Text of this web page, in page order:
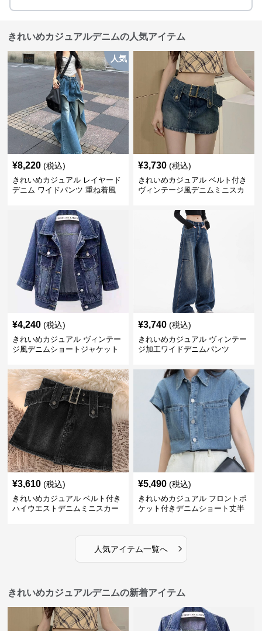
きれいめカジュアルデニムの人気アイテム
人気
¥8,220 (税込)
きれいめカジュアル レイヤード
デニム ワイドパンツ 重ね着風
¥3,730 (税込)
きれいめカジュアル ベルト付き
ヴィンテージ風デニムミニスカ
¥4,240 (税込)
きれいめカジュアル ヴィンテー
ジ風デニムショートジャケット
¥3,740 (税込)
きれいめカジュアル ヴィンテー
ジ加工ワイドデニムパンツ
¥3,610 (税込)
きれいめカジュアル ベルト付き
ハイウエストデニムミニスカー
¥5,490 (税込)
きれいめカジュアル フロントポ
ケット付きデニムショート丈半
人気アイテム一覧へ ›
きれいめカジュアルデニムの新着アイテム